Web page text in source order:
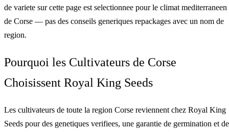
de variete sur cette page est selectionnee pour le climat mediterraneen
de Corse — pas des conseils generiques repackages avec un nom de
region.
Pourquoi les Cultivateurs de Corse
Choisissent Royal King Seeds
Les cultivateurs de toute la region Corse reviennent chez Royal King
Seeds pour des genetiques verifiees, une garantie de germination et